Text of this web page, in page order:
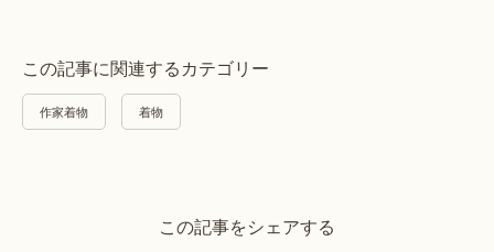
この記事に関連するカテゴリー
作家着物 着物
この記事をシェアする